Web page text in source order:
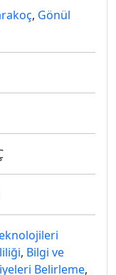
, Gönül
, Bilgi ve
Belirleme,